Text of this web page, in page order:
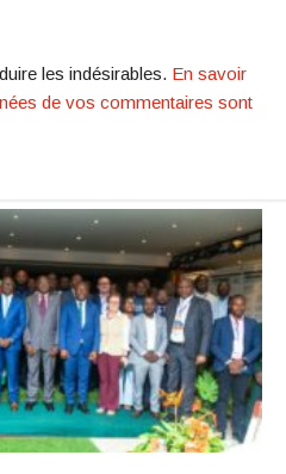
les indésirables. En savoir
de vos commentaires sont